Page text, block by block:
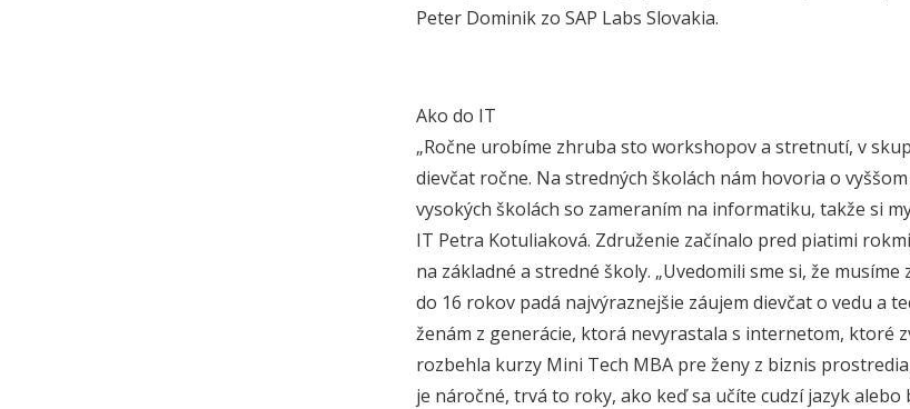
Peter Dominik zo SAP Labs Slovakia.
Ako do IT
„Ročne urobíme zhruba sto workshopov a stretnutí, v
dievčat ročne. Na stredných školách nám hovoria o
vysokých školách so zameraním na informatiku, takže si
IT Petra Kotuliaková. Združenie začínalo pred piatimi
na základné a stredné školy. „Uvedomili sme si, že
do 16 rokov padá najvýraznejšie záujem dievčat o vedu a
ženám z generácie, ktorá nevyrastala s internetom, ktoré
rozbehla kurzy Mini Tech MBA pre ženy z biznis
je náročné, trvá to roky, ako keď sa učíte cudzí jazyk